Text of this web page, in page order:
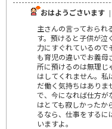
おはようごさいます
主さんの言っておられ
す。預けると子供が泣
力にすぐれているので
も育児の違いでお義
所に預けるのは無理じ
はしてくれません。私
だ働く気持ちはありま
で、今になれば仕方が
はとても寂しかったか
るなら、仕事をするに
いますよ。